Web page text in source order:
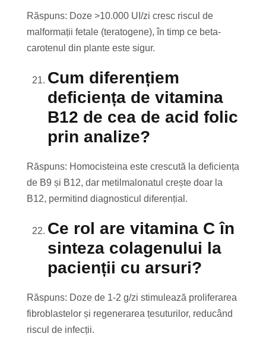
Răspuns: Doze >10.000 UI/zi cresc riscul de
malformații fetale (teratogene), în timp ce beta-
carotenul din plante este sigur.
Cum diferențiem
deficiența de vitamina
B12 de cea de acid folic
prin analize?
Răspuns: Homocisteina este crescută la deficiența
de B9 și B12, dar metilmalonatul crește doar la
B12, permitind diagnosticul diferențial.
Ce rol are vitamina C în
sinteza colagenului la
pacienții cu arsuri?
Răspuns: Doze de 1-2 g/zi stimulează proliferarea
fibroblastelor și regenerarea țesuturilor, reducând
riscul de infecții.